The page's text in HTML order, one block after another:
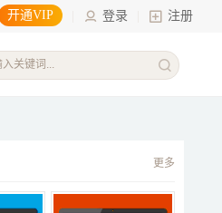
开通VIP 登录 注册
更多